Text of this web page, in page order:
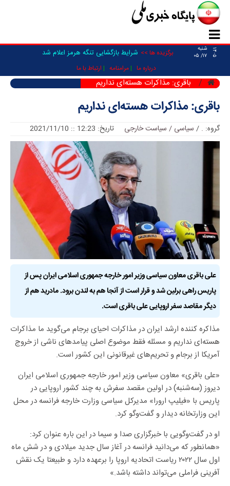
۱۴۰۵
شنبه
۱۷/ ۰۵
برگزیده ها >> شرایط بازگشایی تنگه هرمز اعلام شد
درباره ما مرامنامه ارتباط با ما
باقری: مذاکرات هسته‌ای نداریم
باقری: مذاکرات هسته‌ای نداریم
گروه: .
/ سیاسی / سیاست خارجی تاریخ: 12:23 :: 2021/11/10
علی باقری معاون سیاسی وزیر امور خارجه جمهوری اسلامی ایران پس از
پاریس راهی برلین شد و قرار است از آنجا هم به لندن برود. مادرید هم از
دیگر مقاصد سفر اروپایی علی باقری است.
مذاکره کننده ارشد ایران در مذاکرات احیای برجام می‌گوید ما مذاکرات
هسته‌ای نداریم و مسئله فقط موضوع اصلی پیامدهای ناشی از خروج
آمریکا از برجام و تحریم‌های غیرقانونی این کشور است.
«علی باقری» معاون سیاسی وزیر امور خارجه جمهوری اسلامی ایران
دیروز (سه‌شنبه)‌ در اولین مقصد سفرش به چند کشور اروپایی در
پاریس با «فیلیپ ارورا» مدیرکل سیاسی وزارت خارجه فرانسه در محل
این وزارتخانه دیدار و گفت‌وگو کرد.
او در گفت‌وگویی با خبرگزاری صدا و سیما در این باره عنوان کرد:
«همانطور که می‌دانید فرانسه در آغاز سال جدید میلادی و در شش ماه
اول سال ۲۰۲۲ ریاست اتحادیه اروپا را برعهده دارد و طبیعتا یک نقش
آفرینی فراملی می‌تواند داشته باشد.»